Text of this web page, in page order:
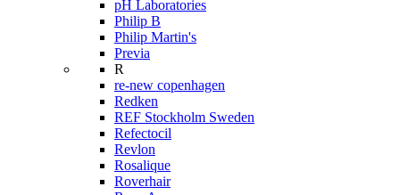
pH Laboratories
Philip B
Philip Martin's
Previa
R
re-new copenhagen
Redken
REF Stockholm Sweden
Refectocil
Revlon
Rosalique
Roverhair